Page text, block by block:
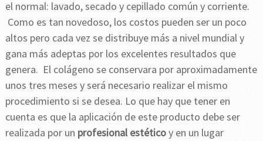
el normal: lavado, secado y cepillado común y corriente.
Como es tan novedoso, los costos pueden ser un poco
altos pero cada vez se distribuye más a nivel mundial y
gana más adeptas por los excelentes resultados que
genera. El colágeno se conservara por aproximadamente
unos tres meses y será necesario realizar el mismo
procedimiento si se desea. Lo que hay que tener en
cuenta es que la aplicación de este producto debe ser
realizada por un profesional estéticoy en un lugar